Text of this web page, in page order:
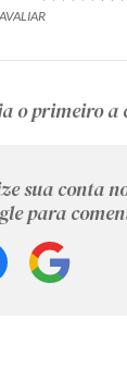
o primeiro a
sua conta
para